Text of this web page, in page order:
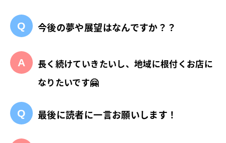
今後の夢や展望はなんですか？？
長く続けていきたいし、地域に根付くお店に
なりたいです🤗
最後に読者に一言お願いします！